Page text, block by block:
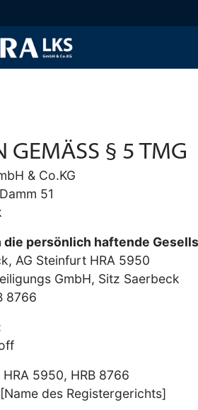
§ 5 TMG
& Co.KG
51
persönlich haftende
AG Steinfurt HRA 5950
GmbH, Sitz Saerbeck
8766
5950, HRB 8766
des Registergerichts]